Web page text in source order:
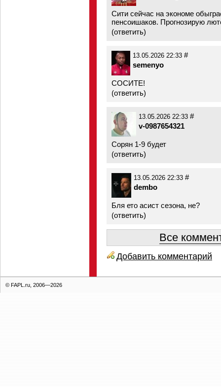
Сити сейчас на экономе
пенсоишаков. Прогнозирую
(ответить)
13.05.2026 22:33 #
semenyo
СОСИТЕ!
(ответить)
13.05.2026 22:33 #
v-0987654321
Сорян 1-9 будет
(ответить)
13.05.2026 22:33 #
dembo
Бля ето асист сезона, не?
(ответить)
Все
Добавить комментарий
© FAPL.ru, 2006—2026